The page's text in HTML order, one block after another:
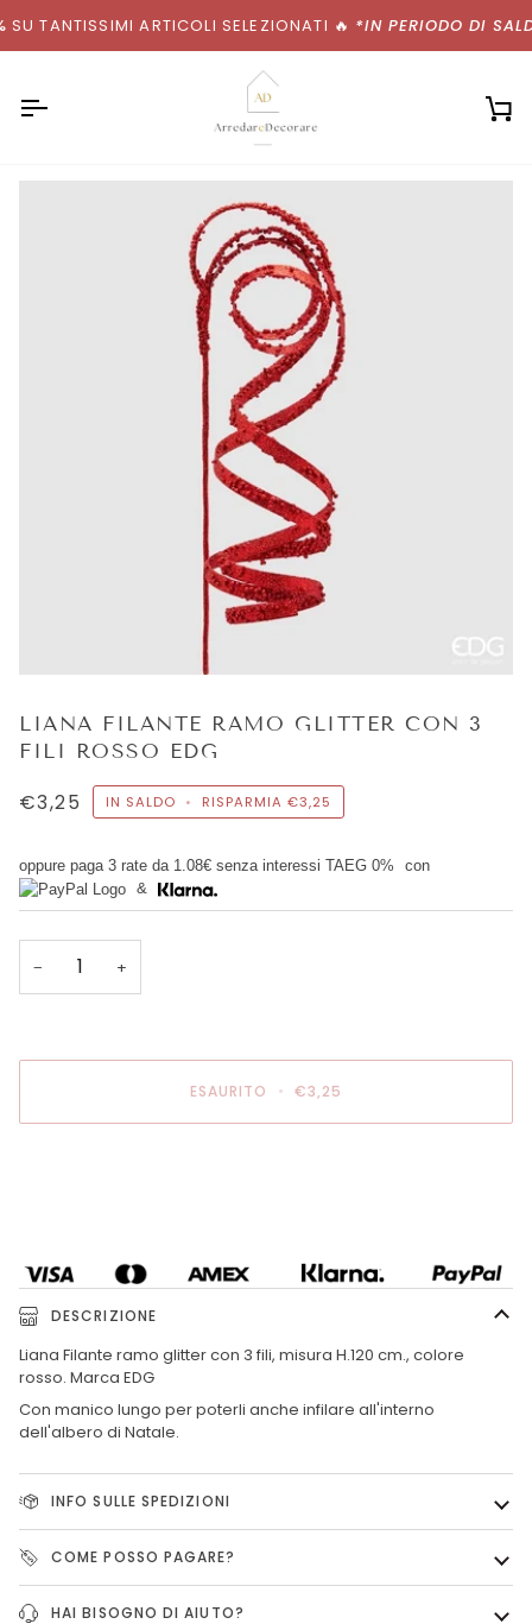
al
contenuto
TANTISSIMI ARTICOLI SELEZIONATI🔥*IN PERIODO DI SALDI
LIANA FILANTE RAMO GLITTER CON 3
FILI ROSSO EDG
€3,25 IN SALDO • RISPARMIA€3,25
oppure paga 3 rate da 1.08€ senza interessi TAEG 0%
con
&
− +
ESAURITO • €3,25
DESCRIZIONE
Liana Filante ramo glitter con 3 fili, misura H.120 cm., colore
rosso. Marca EDG
Con manico lungo per poterli anche infilare all'interno
dell'albero di Natale.
INFO SULLE SPEDIZIONI
COME POSSO PAGARE?
HAI BISOGNO DI AIUTO?